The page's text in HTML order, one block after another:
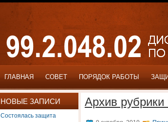
ГЛАВНАЯ СОВЕТ ПОРЯДОК РАБОТЫ
НОВЫЕ ЗАПИСИ
Состоялась защита
Архив рубрики